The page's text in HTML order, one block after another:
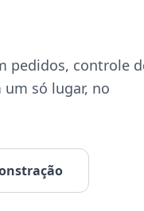
pedidos, controle
só lugar, no